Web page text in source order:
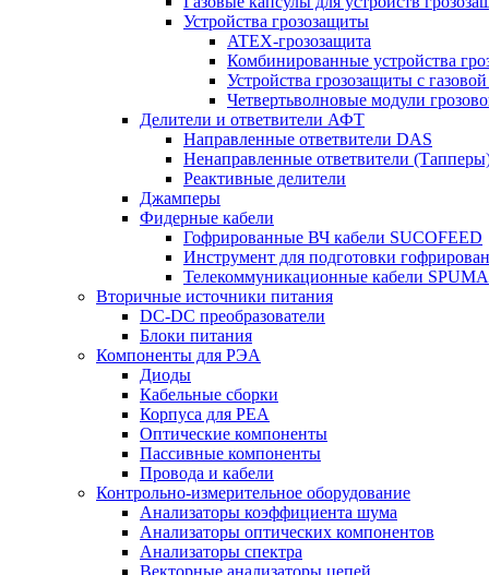
Устройства грозозащиты
ATEX-грозозащита
Комбинированные устройства
Устройства грозозащиты с
Четвертьволновые модули
Делители и ответвители АФТ
Направленные ответвители DAS
Ненаправленные ответвители
Реактивные делители
Джамперы
Фидерные кабели
Гофрированные ВЧ кабели SUCOFEED
Инструмент для подготовки
Телекоммуникационные кабели SPUMA
Вторичные источники питания
DC-DC преобразователи
Блоки питания
Компоненты для РЭА
Диоды
Кабельные сборки
Корпуса для РЕА
Оптические компоненты
Пассивные компоненты
Провода и кабели
Контрольно-измерительное оборудование
Анализаторы коэффициента шума
Анализаторы оптических компонентов
Анализаторы спектра
Векторные анализаторы цепей